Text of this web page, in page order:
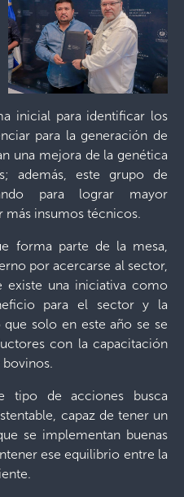
inicial para identificar los
para la generación de
una mejora de la genética
además, este grupo de
para lograr mayor
más insumos técnicos.
forma parte de la mesa,
por acercarse al sector,
existe una iniciativa como
para el sector y la
solo en este año se se
con la capacitación
tipo de acciones busca
capaz de tener un
se implementan buenas
ese equilibrio entre la